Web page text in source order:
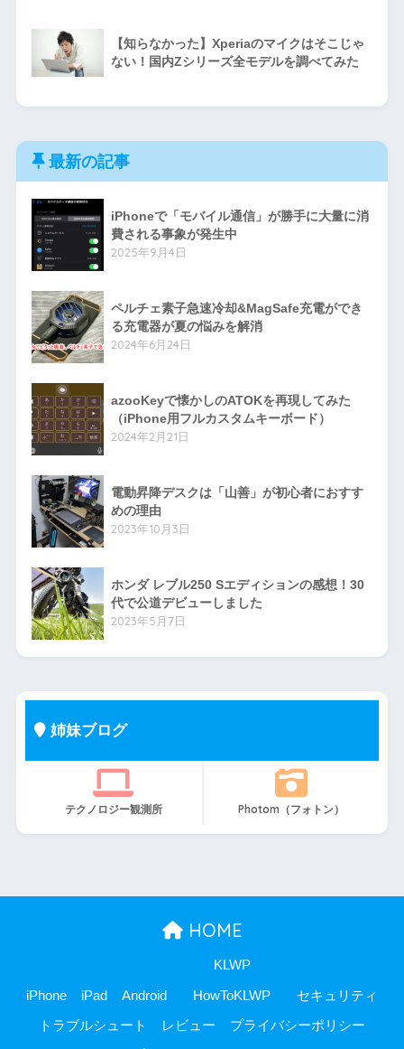
【知らなかった】Xperiaのマイクはそこじゃ
ない！国内Zシリーズ全モデルを調べてみた
最新の記事
iPhoneで「モバイル通信」が勝手に大量に消
費される事象が発生中
2025年9月4日
ペルチェ素子急速冷却&MagSafe充電ができ
る充電器が夏の悩みを解消
2024年6月24日
azooKeyで懐かしのATOKを再現してみた
（iPhone用フルカスタムキーボード）
2024年2月21日
電動昇降デスクは「山善」が初心者におすす
めの理由
2023年10月3日
ホンダ レブル250 Sエディションの感想！30
代で公道デビューしました
2023年5月7日
姉妹ブログ
テクノロジー観測所 Photom（フォトン）
HOME
iPhone iPad Android
KLWP
HowToKLWP セキュリティ
トラブルシュート レビュー プライバシーポリシー